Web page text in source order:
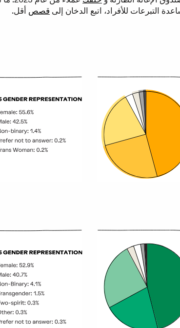
للأفراد، اتبع الدخان إلى قصص أقل.